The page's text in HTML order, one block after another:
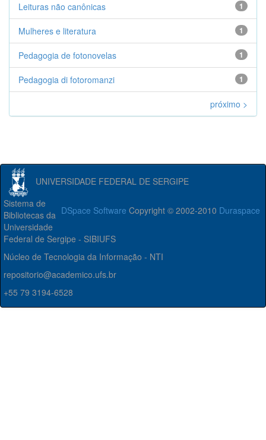
1
Leituras não canônicas
1
Mulheres e literatura
1
Pedagogia de fotonovelas
1
Pedagogia di fotoromanzi
próximo >
UNIVERSIDADE FEDERAL DE SERGIPE
DSpace Software Copyright © 2002-2010 Duraspace
Sistema de
Bibliotecas da
Universidade
Federal de Sergipe - SIBIUFS
Núcleo de Tecnologia da Informação - NTI
repositorio@academico.ufs.br
+55 79 3194-6528